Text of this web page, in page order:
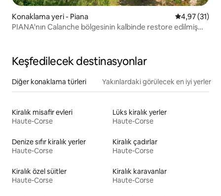
Konaklama yeri - Piana 5 üzerinden
4,97 (31)
PIANA'nın Calanche bölgesinin kalbinde restore edilmiş
Keşfedilecek destinasyonlar
Diğer konaklama türleri Yakınlardaki görülecek en iyi yerler
Kiralık misafir evleri
Haute-Corse
Lüks kiralık yerler
Haute-Corse
Denize sıfır kiralık yerler
Haute-Corse
Kiralık çadırlar
Haute-Corse
Kiralık özel süitler
Haute-Corse
Kiralık karavanlar
Haute-Corse